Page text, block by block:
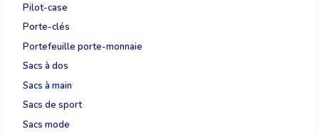
Pilot-case
Porte-clés
Portefeuille porte-monnaie
Sacs à dos
Sacs à main
Sacs de sport
Sacs mode